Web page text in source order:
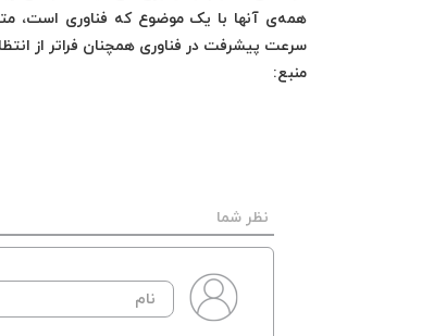
همه‌ی آنها با یک موضوع که فناوری است،
سرعت پیشرفت در فناوری همچنان فراتر از انتظارات است و سال 2022 سال دیگری از جهش‌های
منبع:
نظر شما